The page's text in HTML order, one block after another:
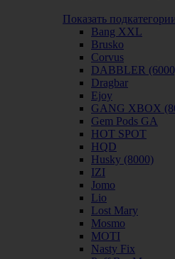
Показать
Bang XXL
Brusko
Corvus
DABBLER
Dragbar
Ejoy
GANG XBOX
Gem Pods GA
HOT SPOT
HQD
Husky (8000)
IZI
Jomo
Lio
Lost Mary
Mosmo
MOTI
Nasty Fix